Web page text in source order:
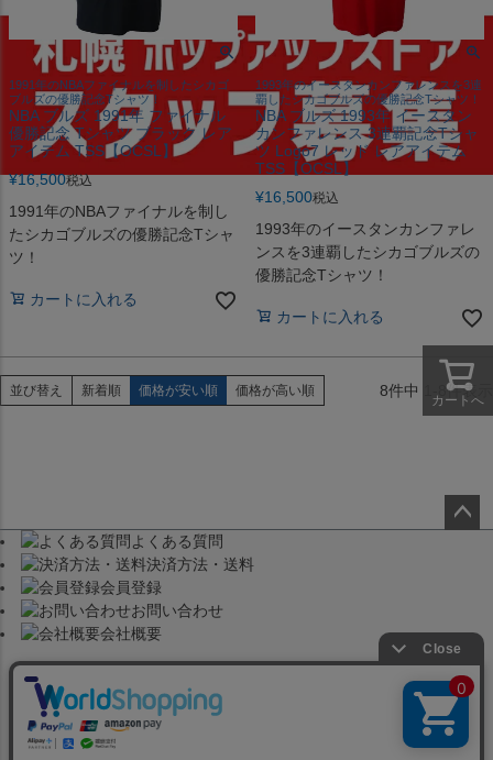
1991年のNBAファイナルを制したシカゴ
ブルズの優勝記念Tシャツ！
NBA ブルズ 1991年 ファイナル
優勝記念 Tシャツ ブラック レア
アイテム TSS【OCSL】
¥16,500税込
1991年のNBAファイナルを制し
たシカゴブルズの優勝記念Tシャ
ツ！
カートに入れる
1993年のイースタンカンファレンスを3連
覇したシカゴブルズの優勝記念Tシャツ！
NBA ブルズ 1993年 イースタン
カンファレンス 3連覇記念Tシャ
ツ Logo7 レッド レアアイテム
TSS【OCSL】
¥16,500税込
1993年のイースタンカンファレ
ンスを3連覇したシカゴブルズの
優勝記念Tシャツ！
カートに入れる
並び替え 新着順 価格が安い順 価格が高い順 8件中 件表示
カートへ
よくある質問
決済方法・送料
会員登録
お問い合わせ
会社概要